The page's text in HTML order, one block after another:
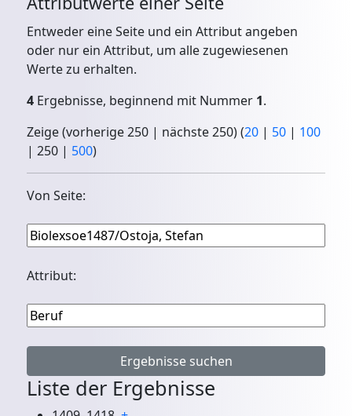
Entweder eine Seite und ein Attribut angeben
oder nur ein Attribut, um alle zugewiesenen
Werte zu erhalten.
4 Ergebnisse, beginnend mit Nummer 1.
Zeige (vorherige 250 | nächste 250) (20 | 50 | 100
|250 | 500)
Von Seite:
Attribut:
Liste der Ergebnisse